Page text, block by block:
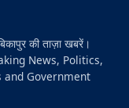
की ताज़ा खबरें।
News, Politics,
and Government